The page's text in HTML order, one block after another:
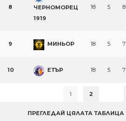
8
ЧЕРНОМОРЕЦ
1919
18 5 8
9 МИНЬОР 18 5 7
10 ЕТЪР 18 5 7
1 2
ПРЕГЛЕДАЙ ЦЯЛАТА ТАБЛИЦА